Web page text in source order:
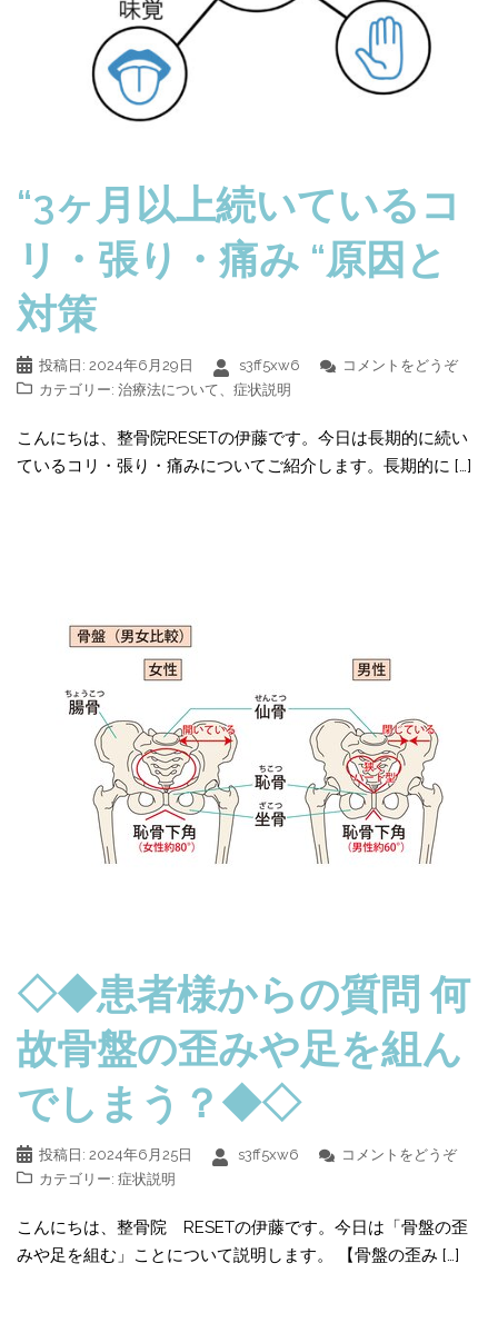
“3ヶ月以上続いているコ
リ・張り・痛み “原因と
対策
投稿日: 2024年6月29日 s3ff5xw6
コメントをどうぞ
カテゴリー: 治療法について、 症状説明
こんにちは、整骨院RESETの伊藤です。今日は長期的に続い
ているコリ・張り・痛みについてご紹介します。長期的に […]
◇◆患者様からの質問 何
故骨盤の歪みや足を組ん
でしまう？◆◇
投稿日: 2024年6月25日 s3ff5xw6
コメントをどうぞ
カテゴリー: 症状説明
こんにちは、整骨院 RESETの伊藤です。今日は「骨盤の歪
みや足を組む」ことについて説明します。 【骨盤の歪み […]